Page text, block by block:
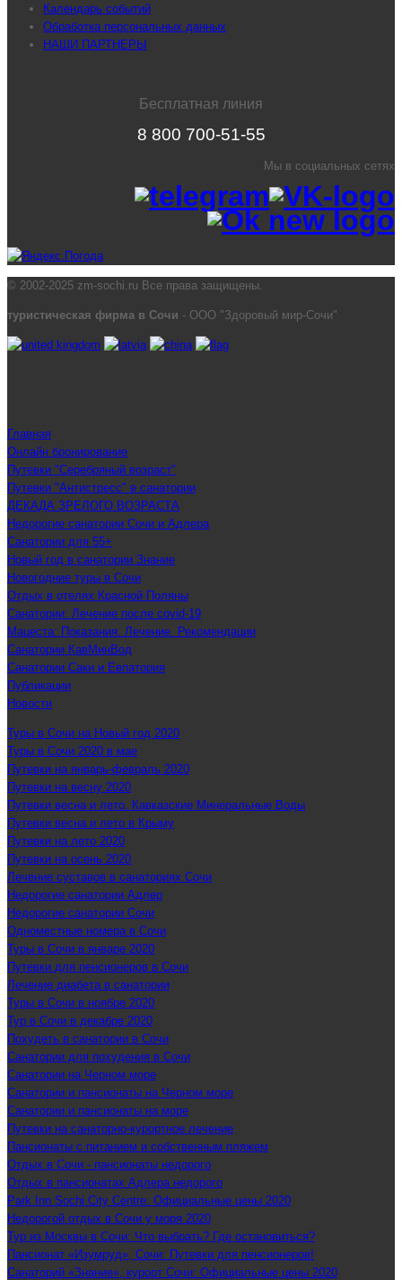
Календарь событий
Обработка персональных данных
НАШИ ПАРТНЕРЫ
Бесплатная линия
8 800 700-51-55
Мы в социальных сетях
© 2002-2025 zm-sochi.ru Все права защищены.
туристическая фирма в Сочи - ООО "Здоровый мир-Сочи"
Главная
Онлайн бронирование
Путевки "Серебряный возраст"
Путевки "Антистресс" в санатории
ДЕКАДА ЗРЕЛОГО ВОЗРАСТА
Недорогие санатории Сочи и Адлера
Санатории для 55+
Новый год в санатории Знание
Новогодние туры в Сочи
Отдых в отелях Красной Поляны
Санатории: Лечение после covid-19
Мацеста: Показания. Лечение. Рекомендации
Санатории КавМинВод
Санатории Саки и Евпатория
Публикации
Новости
Туры в Сочи на Новый год 2020
Туры в Сочи 2020 в мае
Путевки на январь-февраль 2020
Путевки на весну 2020
Путевки весна и лето. Кавказские Минеральные Воды
Путевки весна и лето в Крыму
Путевки на лето 2020
Путевки на осень 2020
Лечение суставов в санаториях Сочи
Недорогие санатории Адлер
Недорогие санатории Сочи
Одноместные номера в Сочи
Туры в Сочи в январе 2020
Путевки для пенсионеров в Сочи
Лечение диабета в санатории
Туры в Сочи в ноябре 2020
Тур в Сочи в декабре 2020
Похудеть в санатории в Сочи
Санатории для похудения в Сочи
Санатории на Черном море
Санатории и пансионаты на Черном море
Санатории и пансионаты на море
Путевки на санаторно-курортное лечение
Пансионаты с питанием и собственным пляжем
Отдых в Сочи - пансионаты недорого
Отдых в пансионатах Адлера недорого
Park Inn Sochi City Centre: Официальные цены 2020
Недорогой отдых в Сочи у моря 2020
Тур из Москвы в Сочи: Что выбрать? Где остановиться?
Пансионат «Изумруд», Сочи: Путевки для пенсионеров!
Санаторий «Знание», курорт Сочи: Официальные цены 2020